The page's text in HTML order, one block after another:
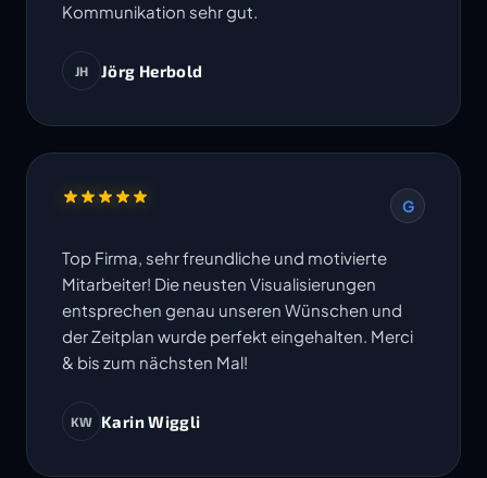
Kommunikation sehr gut.
JH Jörg Herbold
G
Top Firma, sehr freundliche und motivierte
Mitarbeiter! Die neusten Visualisierungen
entsprechen genau unseren Wünschen und
der Zeitplan wurde perfekt eingehalten. Merci
& bis zum nächsten Mal!
KW Karin Wiggli